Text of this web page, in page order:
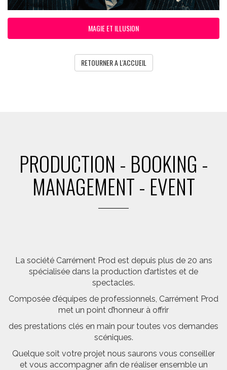
MAGIE ET ILLUSION
RETOURNER A L'ACCUEIL
PRODUCTION - BOOKING -
MANAGEMENT - EVENT
La société Carrément Prod est depuis plus de 20 ans
spécialisée dans la production d’artistes et de
spectacles.
Composée d’équipes de professionnels, Carrément Prod
met un point d’honneur à offrir
des prestations clés en main pour toutes vos demandes
scéniques.
Quelque soit votre projet nous saurons vous conseiller
et vous accompagner afin de réaliser ensemble un